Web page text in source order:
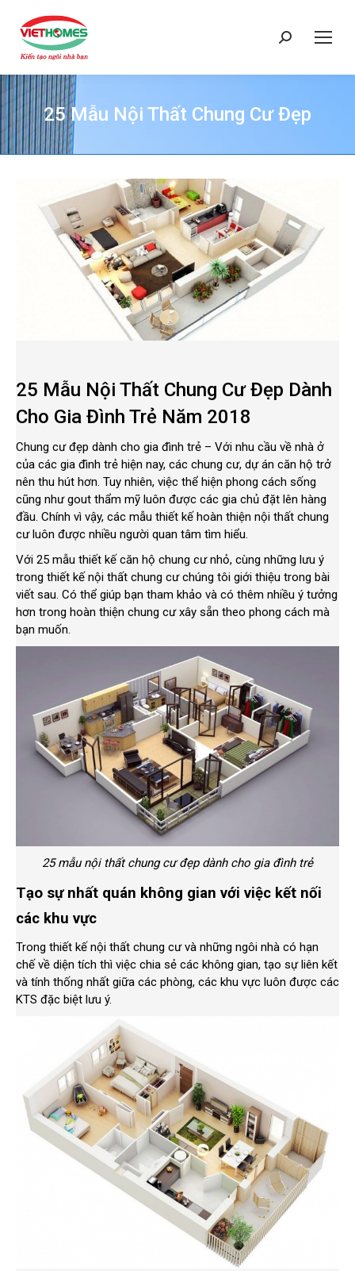
Search:
25 Mẫu Nội Thất Chung Cư Đẹp
25 Mẫu Nội Thất Chung Cư Đẹp Dành
Cho Gia Đình Trẻ Năm 2018
Chung cư đẹp dành cho gia đình trẻ – Với nhu cầu về nhà ở
của các gia đình trẻ hiện nay, các chung cư, dự án căn hộ trở
nên thu hút hơn. Tuy nhiên, việc thể hiện phong cách sống
cũng như gout thẩm mỹ luôn được các gia chủ đặt lên hàng
đầu. Chính vì vậy, các mẫu thiết kế hoàn thiện nội thất chung
cư luôn được nhiều người quan tâm tìm hiểu.
Với 25 mẫu thiết kế căn hộ chung cư nhỏ, cùng những lưu ý
trong thiết kế nội thất chung cư chúng tôi giới thiệu trong bài
viết sau. Có thể giúp bạn tham khảo và có thêm nhiều ý tưởng
hơn trong hoàn thiện chung cư xây sẵn theo phong cách mà
bạn muốn.
25 mẫu nội thất chung cư đẹp dành cho gia đình trẻ
Tạo sự nhất quán không gian với việc kết nối
các khu vực
Trong thiết kế nội thất chung cư và những ngôi nhà có hạn
chế về diện tích thì việc chia sẻ các không gian, tạo sự liên kết
và tính thống nhất giữa các phòng, các khu vực luôn được các
KTS đặc biệt lưu ý.